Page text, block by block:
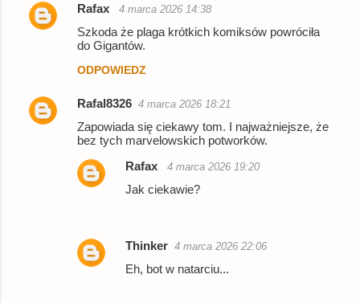
K
n
Rafax 4 marca 2026 14:38
Szkoda że plaga krótkich komiksów powróciła
do Gigantów.
ODPOWIEDZ
Rafal8326 4 marca 2026 18:21
Zapowiada się ciekawy tom. I najważniejsze, że
bez tych marvelowskich potworków.
Rafax 4 marca 2026 19:20
Jak ciekawie?
Thinker 4 marca 2026 22:06
Eh, bot w natarciu...